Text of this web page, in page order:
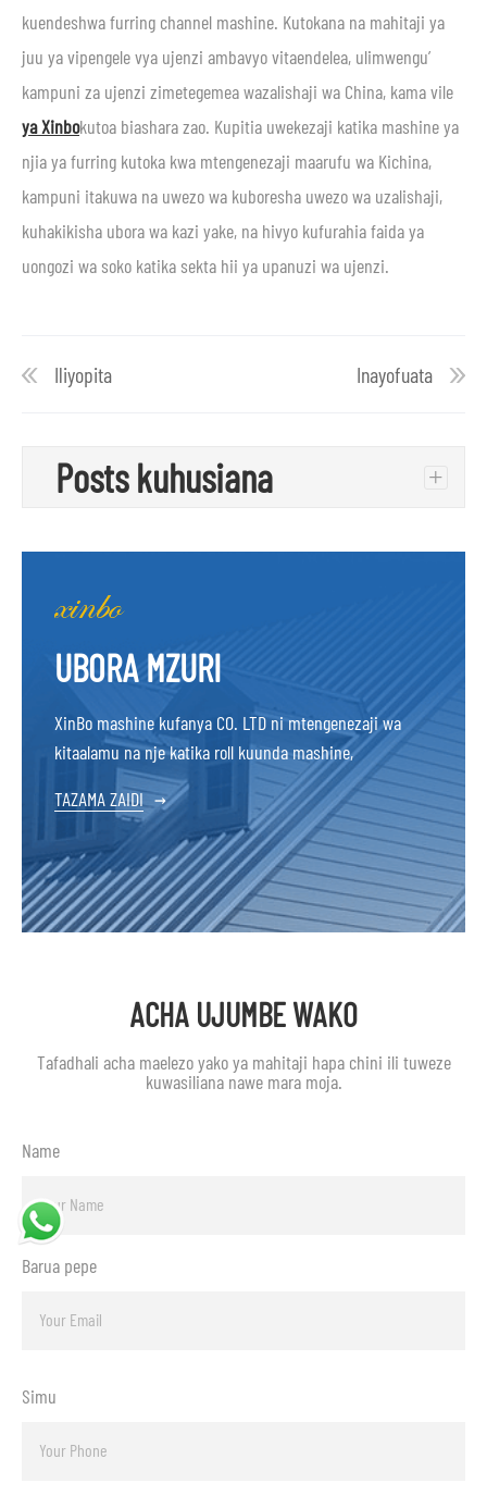
kuendeshwa furring channel mashine. Kutokana na mahitaji ya
juu ya vipengele vya ujenzi ambavyo vitaendelea, ulimwengu’
kampuni za ujenzi zimetegemea wazalishaji wa China, kama vile
ya Xinbokutoa biashara zao. Kupitia uwekezaji katika mashine ya
njia ya furring kutoka kwa mtengenezaji maarufu wa Kichina,
kampuni itakuwa na uwezo wa kuboresha uwezo wa uzalishaji,
kuhakikisha ubora wa kazi yake, na hivyo kufurahia faida ya
uongozi wa soko katika sekta hii ya upanuzi wa ujenzi.
Iliyopita Inayofuata
Posts kuhusiana +
UBORA MZURI
XinBo mashine kufanya CO. LTD ni mtengenezaji wa
kitaalamu na nje katika roll kuunda mashine,
TAZAMA ZAIDI →
ACHA UJUMBE WAKO
Tafadhali acha maelezo yako ya mahitaji hapa chini ili tuweze
kuwasiliana nawe mara moja.
Name
Barua pepe
Simu